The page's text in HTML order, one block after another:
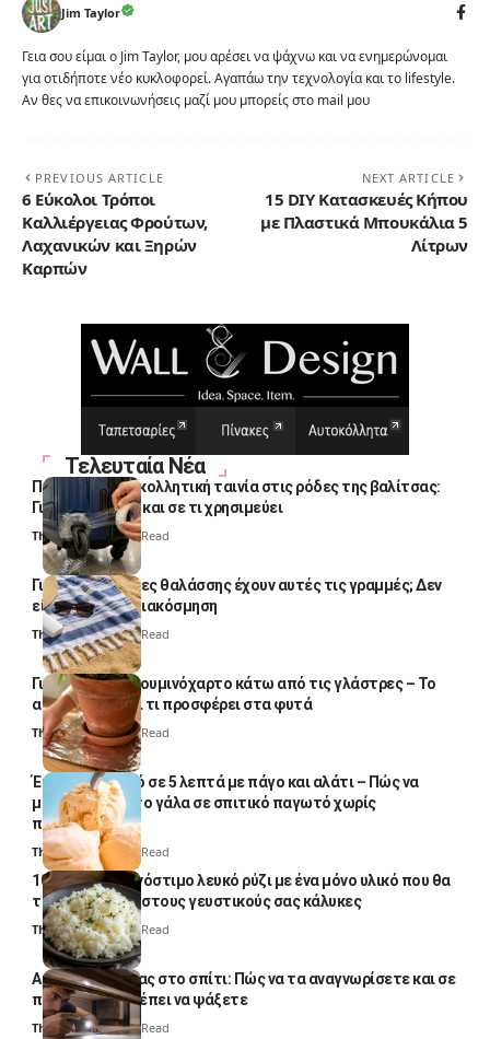
Jim Taylor
Γεια σου είμαι ο Jim Taylor, μου αρέσει να ψάχνω και να ενημερώνομαι
για οτιδήποτε νέο κυκλοφορεί. Αγαπάω την τεχνολογία και το lifestyle.
Αν θες να επικοινωνήσεις μαζί μου μπορείς στο mail μου
PREVIOUS ARTICLE
6 Εύκολοι Τρόποι
Καλλιέργειας Φρούτων,
Λαχανικών και Ξηρών
Καρπών
NEXT ARTICLE
15 DIY Κατασκευές Κήπου
με Πλαστικά Μπουκάλια 5
Λίτρων
Τελευταία Νέα
Πολλοί βάζουν κολλητική ταινία στις ρόδες της βαλίτσας:
Γιατί το κάνουν και σε τι χρησιμεύει
Thali Ombre 4 Min Read
Γιατί οι πετσέτες θαλάσσης έχουν αυτές τις γραμμές; Δεν
είναι μόνο για διακόσμηση
Thali Ombre5 Min Read
Γιατί βάζουν αλουμινόχαρτο κάτω από τις γλάστρες – Το
απλό κόλπο και τι προσφέρει στα φυτά
Thali Ombre4 Min Read
Έτοιμο παγωτό σε 5 λεπτά με πάγο και αλάτι – Πώς να
μετατρέψετε το γάλα σε σπιτικό παγωτό χωρίς
παγωτομηχανή
Thali Ombre 4 Min Read
10 φορές ποιο νόστιμο λευκό ρύζι με ένα μόνο υλικό που θα
το απογειώσει στους γευστικούς σας κάλυκες
Thali Ombre4 Min Read
Αυγά κατσαρίδας στο σπίτι: Πώς να τα αναγνωρίσετε και σε
ποια σημεία πρέπει να ψάξετε
Thali Ombre4 Min Read